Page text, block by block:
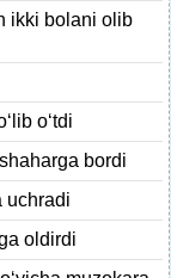
ikki bolani olib
o‘tdi
bordi
uchradi
oldirdi